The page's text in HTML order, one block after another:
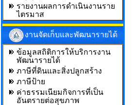
รายงานผลการดำเนินงานราย
ไตรมาส
งานจัดเก็บและพัฒนารายได้
ข้อมูลสถิติการให้บริการงาน
พัฒนารายได้
ภาษีที่ดินและสิ่งปลูกสร้าง
ภาษีป้าย
ค่าธรรมเนียมกิจการที่เป็น
อันตรายต่อสุขภาพ